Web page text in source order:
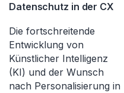
Datenschutz in der CX
Die fortschreitende
Entwicklung von
Künstlicher Intelligenz
(KI) und der Wunsch
nach Personalisierung in